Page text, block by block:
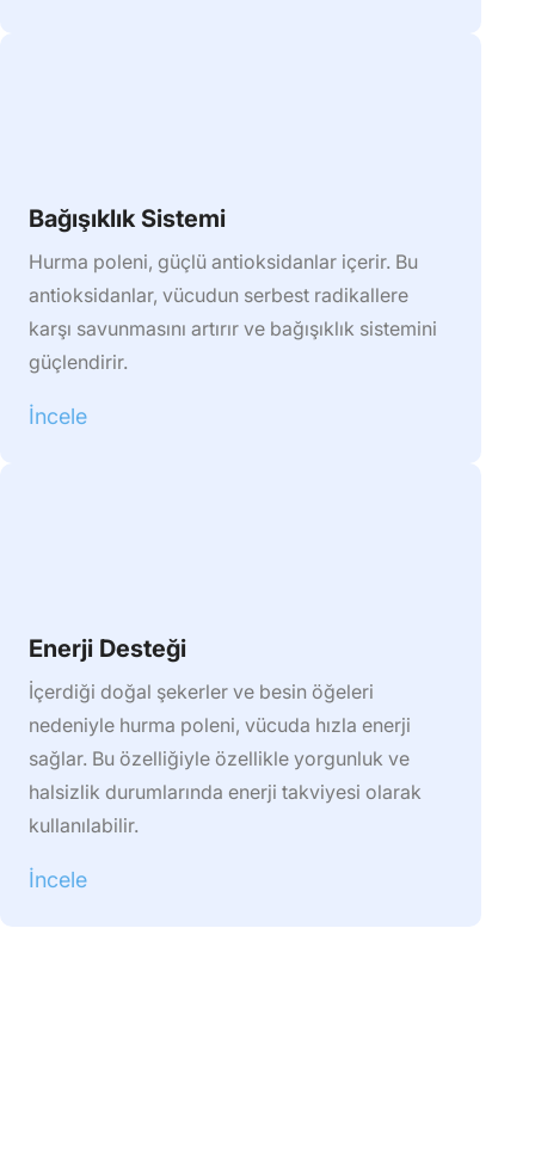
Bağışıklık Sistemi
Hurma poleni, güçlü antioksidanlar içerir. Bu
antioksidanlar, vücudun serbest radikallere
karşı savunmasını artırır ve bağışıklık sistemini
güçlendirir.
İncele
Enerji Desteği
İçerdiği doğal şekerler ve besin öğeleri
nedeniyle hurma poleni, vücuda hızla enerji
sağlar. Bu özelliğiyle özellikle yorgunluk ve
halsizlik durumlarında enerji takviyesi olarak
kullanılabilir.
İncele